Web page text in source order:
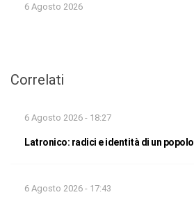
6 Agosto 2026
Correlati
6 Agosto 2026 - 18:27
Latronico: radici e identità di un popolo
6 Agosto 2026 - 17:43